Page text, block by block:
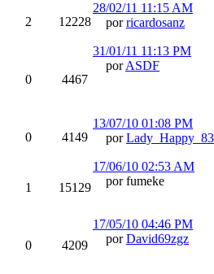
2 12228
28/02/11 11:15 AM
porricardosanz
0 4467
31/01/11 11:13 PM
porASDF
0 4149
13/07/10 01:08 PM
porLady_Happy_83
1 15129
17/06/10 02:53 AM
por fumeke
0 4209
17/05/10 04:46 PM
porDavid69zgz